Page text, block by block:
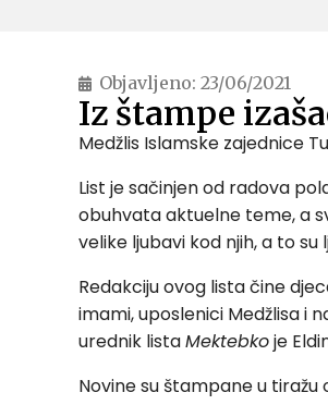
Objavljeno: 23/06/2021
Iz štampe
Medžlis Islamske zajednice
List je sačinjen od radova
obuhvata aktuelne teme, a
velike ljubavi kod njih, a to
Redakciju ovog lista čine
imami, uposlenici Medžlisa i
urednik listaMektebkoje
Novine su štampane u tiražu